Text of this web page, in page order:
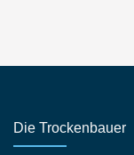
Die Trockenbauer